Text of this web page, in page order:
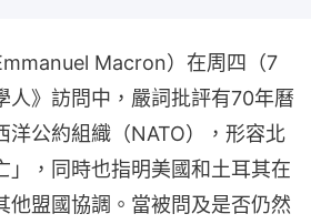
Macron）在周四（7
人》訪問中，嚴詞批評有70年曆
洋公約組織（NATO），形容北
」，同時也指明美國和土耳其在
他盟國協調。當被問及是否仍然